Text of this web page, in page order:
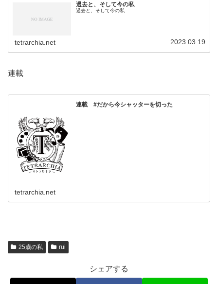
過去と、そして今の私
過去と、そして今の私
tetrarchia.net 2023.03.19
連載
連載 #だから今シャッターを切った
tetrarchia.net
25歳の私 rui
シェアする